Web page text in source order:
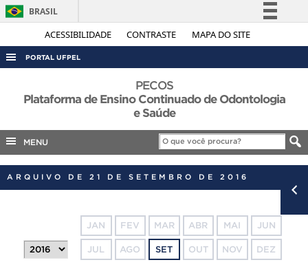
ACESSIBILIDADE CONTRASTE MAPA DO SITE
BRASIL
Simplifique!
Acesso à informação
Canais
PORTAL UFPEL
AUDITORIA
EDITAIS
PORTARIAS
PECOS
Plataforma de Ensino Continuado de Odontologia
e Saúde
MENU
ARQUIVO DE 21 DE SETEMBRO DE 2016
JAN FEV MAR ABR MAI JUN
JUL AGO SET OUT NOV DEZ